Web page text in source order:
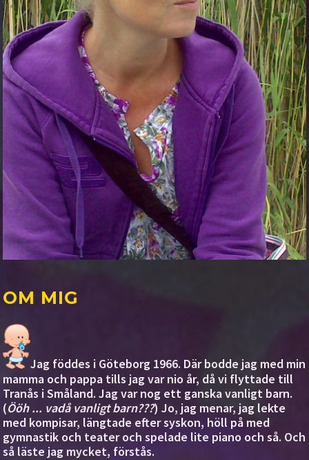
OM MIG
Jag föddes i Göteborg 1966. Där bodde jag med min
mamma och pappa tills jag var nio år, då vi flyttade till
Tranås i Småland. Jag var nog ett ganska vanligt barn.
(Ööh ... vadå vanligt barn???) Jo, jag menar, jag lekte
med kompisar, längtade efter syskon, höll på med
gymnastik och teater och spelade lite piano och så. Och
så läste jag mycket, förstås.